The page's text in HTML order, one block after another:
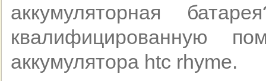
аккумуляторная
квалифицированную
аккумулятора htc rhyme.